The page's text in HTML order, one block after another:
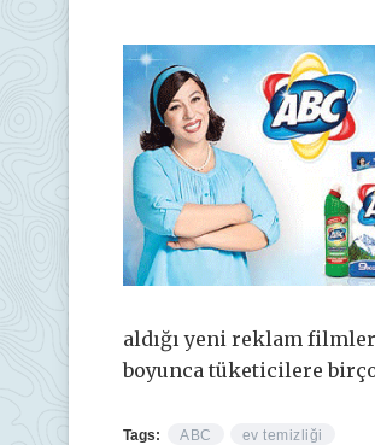
aldığı yeni reklam
boyunca tüketicilere
Tags: ABC ev temizliği